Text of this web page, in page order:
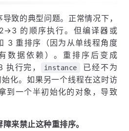
致的典型问题。正常情况下，
的顺序执行。但编译器或
3 重排序（因为从单线程角度
数据依赖）。重排序后变成
行完，
instance 已经不为
化。如果另一个线程在这时访
到一个半初始化的对象，导致
来禁止这种重排序。